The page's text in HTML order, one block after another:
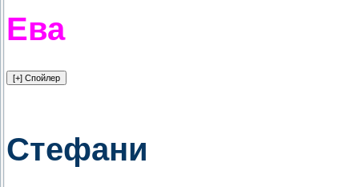
Ева
Стефани